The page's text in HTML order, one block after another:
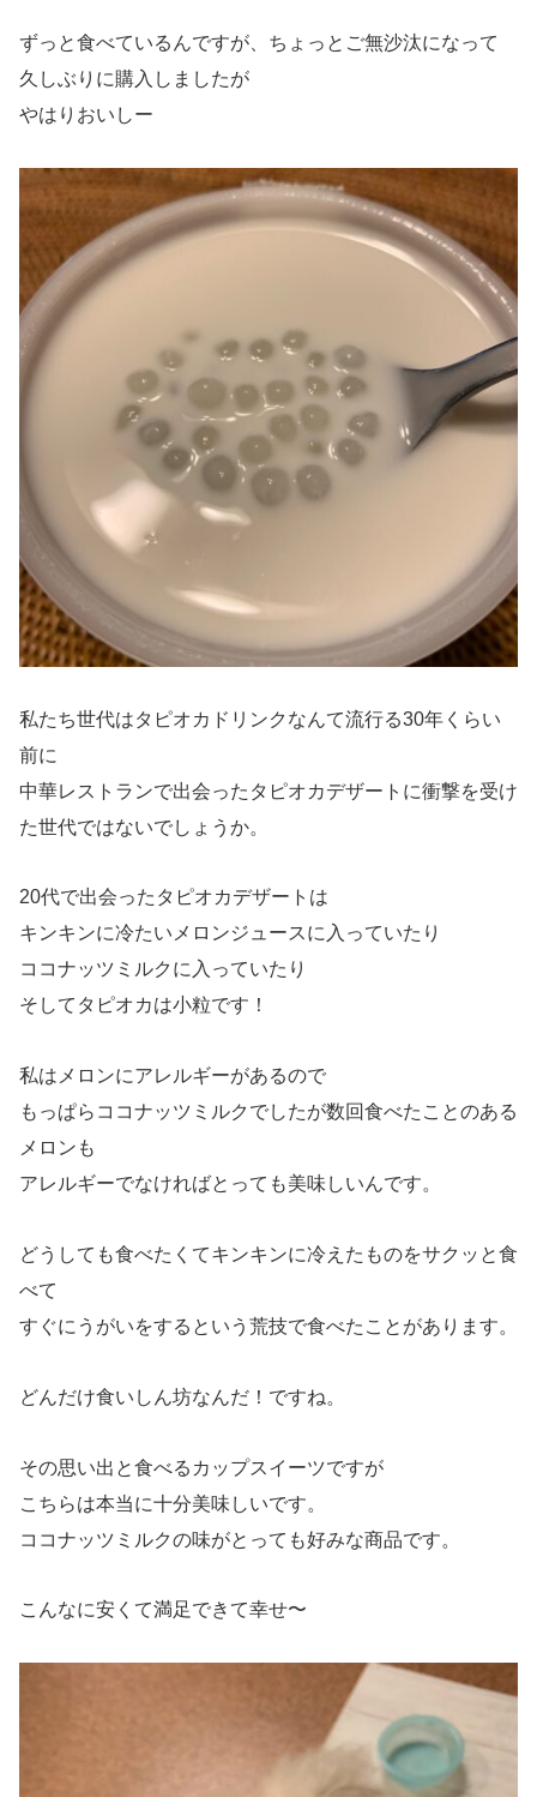
ずっと食べているんですが、ちょっとご無沙汰になって
久しぶりに購入しましたが
やはりおいしー
私たち世代はタピオカドリンクなんて流行る30年くらい
前に
中華レストランで出会ったタピオカデザートに衝撃を受け
た世代ではないでしょうか。
20代で出会ったタピオカデザートは
キンキンに冷たいメロンジュースに入っていたり
ココナッツミルクに入っていたり
そしてタピオカは小粒です！
私はメロンにアレルギーがあるので
もっぱらココナッツミルクでしたが数回食べたことのある
メロンも
アレルギーでなければとっても美味しいんです。
どうしても食べたくてキンキンに冷えたものをサクッと食
べて
すぐにうがいをするという荒技で食べたことがあります。
どんだけ食いしん坊なんだ！ですね。
その思い出と食べるカップスイーツですが
こちらは本当に十分美味しいです。
ココナッツミルクの味がとっても好みな商品です。
こんなに安くて満足できて幸せ〜